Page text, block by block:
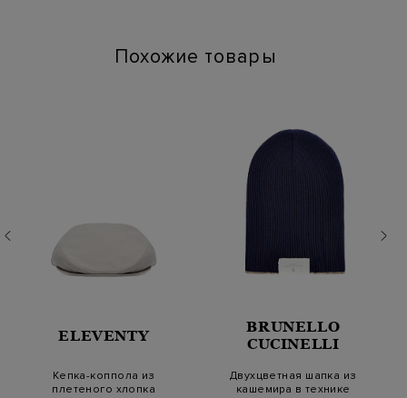
Похожие товары
ELEVENTY
Кепка-коппола из
плетеного хлопка
BRUNELLO
CUCINELLI
Двухцветная шапка из
кашемира в технике